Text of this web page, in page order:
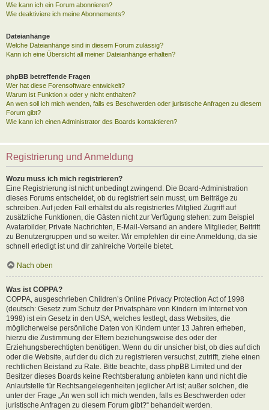
Wie kann ich ein Forum abonnieren?
Wie deaktiviere ich meine Abonnements?
Dateianhänge
Welche Dateianhänge sind in diesem Forum zulässig?
Kann ich eine Übersicht all meiner Dateianhänge erhalten?
phpBB betreffende Fragen
Wer hat diese Forensoftware entwickelt?
Warum ist Funktion x oder y nicht enthalten?
An wen soll ich mich wenden, falls es Beschwerden oder juristische Anfragen zu diesem
Forum gibt?
Wie kann ich einen Administrator des Boards kontaktieren?
Registrierung und Anmeldung
Wozu muss ich mich registrieren?
Eine Registrierung ist nicht unbedingt zwingend. Die Board-Administration
dieses Forums entscheidet, ob du registriert sein musst, um Beiträge zu
schreiben. Auf jeden Fall erhältst du als registriertes Mitglied Zugriff auf
zusätzliche Funktionen, die Gästen nicht zur Verfügung stehen: zum Beispiel
Avatarbilder, Private Nachrichten, E-Mail-Versand an andere Mitglieder, Beitritt
zu Benutzergruppen und so weiter. Wir empfehlen dir eine Anmeldung, da sie
schnell erledigt ist und dir zahlreiche Vorteile bietet.
Nach oben
Was ist COPPA?
COPPA, ausgeschrieben Children’s Online Privacy Protection Act of 1998
(deutsch: Gesetz zum Schutz der Privatsphäre von Kindern im Internet von
1998) ist ein Gesetz in den USA, welches festlegt, dass Websites, die
möglicherweise persönliche Daten von Kindern unter 13 Jahren erheben,
hierzu die Zustimmung der Eltern beziehungsweise des oder der
Erziehungsberechtigten benötigen. Wenn du dir unsicher bist, ob dies auf dich
oder die Website, auf der du dich zu registrieren versuchst, zutrifft, ziehe einen
rechtlichen Beistand zu Rate. Bitte beachte, dass phpBB Limited und der
Besitzer dieses Boards keine Rechtsberatung anbieten kann und nicht die
Anlaufstelle für Rechtsangelegenheiten jeglicher Art ist; außer solchen, die
unter der Frage „An wen soll ich mich wenden, falls es Beschwerden oder
juristische Anfragen zu diesem Forum gibt?“ behandelt werden.